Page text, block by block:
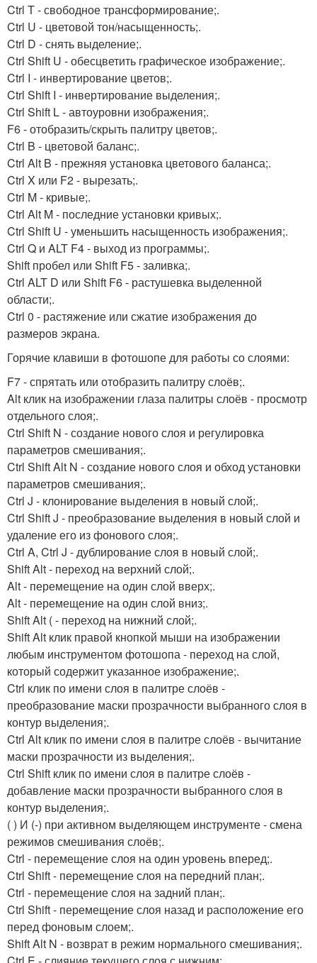
Ctrl T - свободное трансформирование;.
Ctrl U - цветовой тон/насыщенность;.
Ctrl D - снять выделение;.
Ctrl Shift U - обесцветить графическое изображение;.
Ctrl I - инвертирование цветов;.
Ctrl Shift I - инвертирование выделения;.
Ctrl Shift L - автоуровни изображения;.
F6 - отобразить/скрыть палитру цветов;.
Ctrl B - цветовой баланс;.
Ctrl Alt B - прежняя установка цветового баланса;.
Ctrl X или F2 - вырезать;.
Ctrl M - кривые;.
Ctrl Alt M - последние установки кривых;.
Ctrl Shift U - уменьшить насыщенность изображения;.
Ctrl Q и ALT F4 - выход из программы;.
Shift пробел или Shift F5 - заливка;.
Ctrl ALT D или Shift F6 - растушевка выделенной
области;.
Ctrl 0 - растяжение или сжатие изображения до
размеров экрана.
Горячие клавиши в фотошопе для работы со слоями:
F7 - спрятать или отобразить палитру слоёв;.
Alt клик на изображении глаза палитры слоёв - просмотр
отдельного слоя;.
Ctrl Shift N - создание нового слоя и регулировка
параметров смешивания;.
Ctrl Shift Alt N - создание нового слоя и обход установки
параметров смешивания;.
Ctrl J - клонирование выделения в новый слой;.
Ctrl Shift J - преобразование выделения в новый слой и
удаление его из фонового слоя;.
Ctrl A, Ctrl J - дублирование слоя в новый слой;.
Shift Alt - переход на верхний слой;.
Alt - перемещение на один слой вверх;.
Alt - перемещение на один слой вниз;.
Shift Alt ( - переход на нижний слой;.
Shift Alt клик правой кнопкой мыши на изображении
любым инструментом фотошопа - переход на слой,
который содержит указанное изображение;.
Ctrl клик по имени слоя в палитре слоёв -
преобразование маски прозрачности выбранного слоя в
контур выделения;.
Ctrl Alt клик по имени слоя в палитре слоёв - вычитание
маски прозрачности из выделения;.
Ctrl Shift клик по имени слоя в палитре слоёв -
добавление маски прозрачности выбранного слоя в
контур выделения;.
( ) И (-) при активном выделяющем инструменте - смена
режимов смешивания слоёв;.
Ctrl - перемещение слоя на один уровень вперед;.
Ctrl Shift - перемещение слоя на передний план;.
Ctrl - перемещение слоя на задний план;.
Ctrl Shift - перемещение слоя назад и расположение его
перед фоновым слоем;.
Shift Alt N - возврат в режим нормального смешивания;.